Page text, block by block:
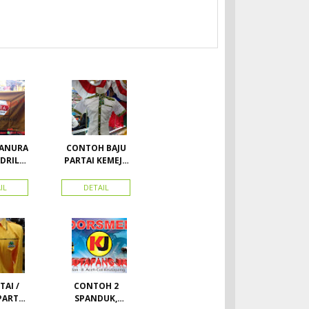
CONTOH BAJU
PARTAI KEMEJA
SEMUA ATRIBUT
PARTAI
DETAIL
/
CONTOH 2
SPANDUK,